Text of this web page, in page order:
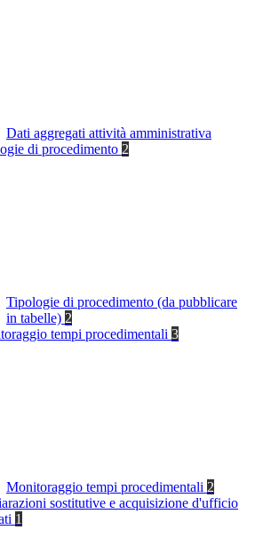
Dati aggregati attività amministrativa
di procedimento 2
Tipologie di procedimento (da pubblicare
in tabelle) 2
tempi procedimentali 3
Monitoraggio tempi procedimentali 2
sostitutive e acquisizione d'ufficio
1